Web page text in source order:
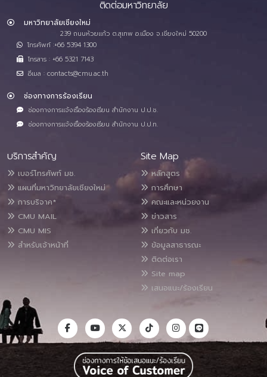
ติดต่อมหาวิทยาลัย
มหาวิทยาลัยเชียงใหม่
239 ถนนห้วยแก้ว ต.สุเทพ อ.เมือง จ.เชียงใหม่ 50200
โทรศัพท์ :+66 5394 1300
โทรสาร : +66 5321 7143
อีเมล : contacts@cmu.ac.th
ช่องทางการร้องเรียน
ช่องทางการแจ้งเรื่องร้องเรียน สำนักงาน ป.ป.ช.
ช่องทางการแจ้งเรื่องร้องเรียน สำนักงาน ป.ป.ท.
บริการสำคัญ
เบอร์โทรศัพท์ มช.
แผนที่มหาวิทยาลัยเชียงใหม่
การบริจาค*
CMU MAIL
CMU MIS
สำหรับเจ้าหน้าที่
Site Map
หลักสูตร
การศึกษา
คณะและหน่วยงาน
ข่าวสาร
เกี่ยวกับ มช.
ข้อมูลสาธารณะ
ติดต่อเรา
Site map
เสนอแนะ/ร้องเรียน